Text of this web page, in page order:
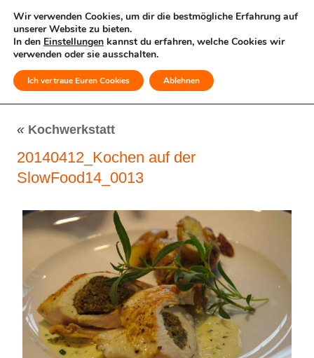
MENÜ
« Kochwerkstatt
20140412_Kochen auf der
SlowFood14_0013
Wir verwenden Cookies, um dir die bestmögliche Erfahrung auf
unserer Website zu bieten.
In den Einstellungen kannst du erfahren, welche Cookies wir
verwenden oder sie ausschalten.
Ich vertraue Euren Cookies Ablehnen